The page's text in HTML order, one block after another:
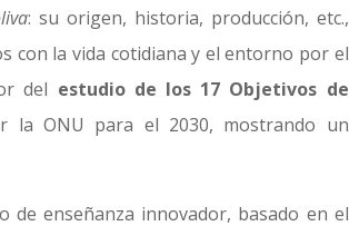
: su origen, historia, producción, etc.,
con la vida cotidiana y el entorno por el
del estudio de los 17 Objetivos de
la ONU para el 2030, mostrando un
de enseñanza innovador, basado en el